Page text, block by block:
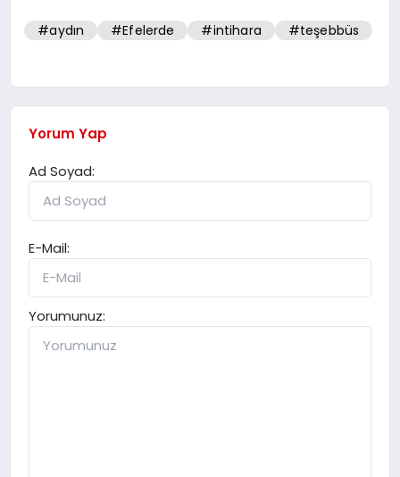
#aydın #Efelerde #intihara #teşebbüs
Yorum Yap
Ad Soyad:
E-Mail:
Yorumunuz: